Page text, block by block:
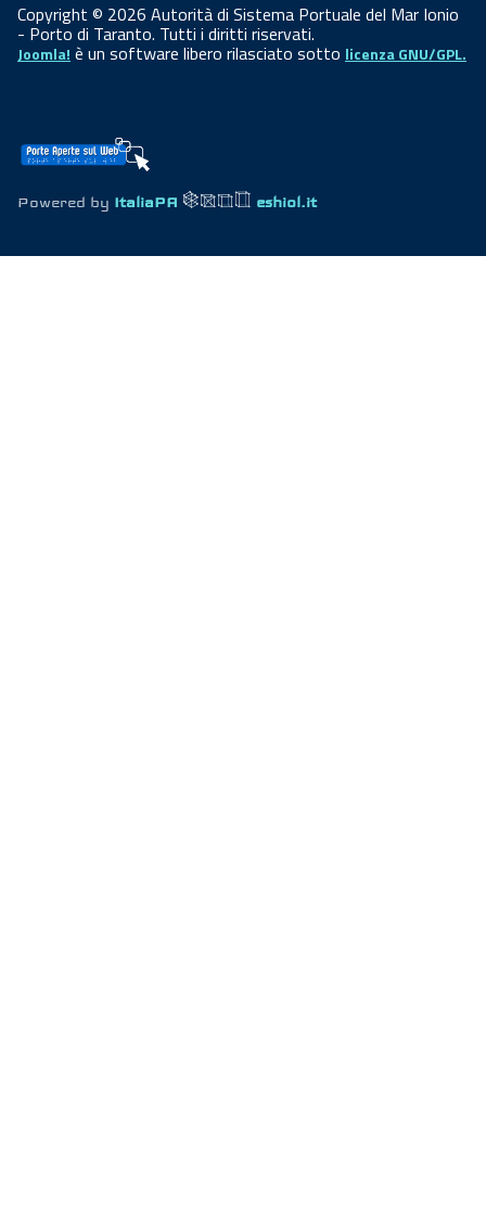
Copyright © 2026 Autorità di Sistema Portuale del Mar Ionio
- Porto di Taranto. Tutti i diritti riservati.
Joomla! è un software libero rilasciato sotto licenza GNU/GPL.
Powered by ItaliaPA eshiol.it